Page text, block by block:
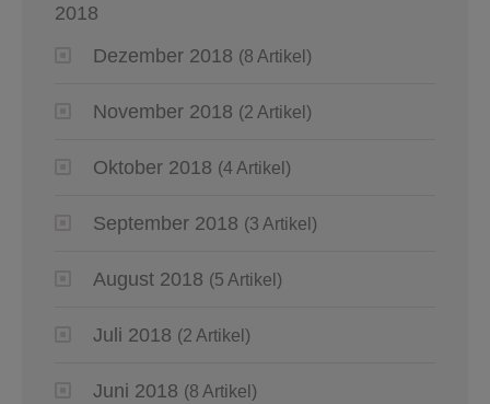
2018
Dezember 2018 (8 Artikel)
November 2018 (2 Artikel)
Oktober 2018 (4 Artikel)
September 2018 (3 Artikel)
August 2018 (5 Artikel)
Juli 2018 (2 Artikel)
Juni 2018 (8 Artikel)